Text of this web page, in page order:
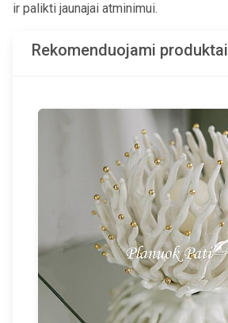
ir palikti jaunajai atminimui.
Rekomenduojami produktai